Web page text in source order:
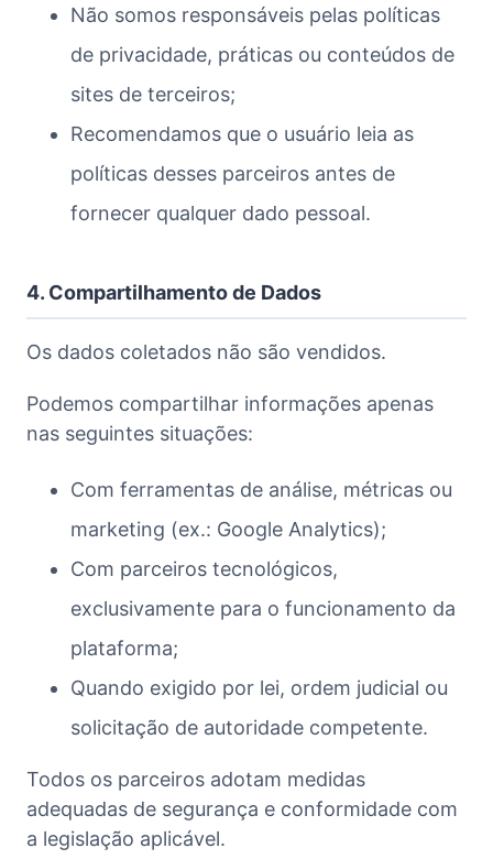
Não somos responsáveis pelas políticas
de privacidade, práticas ou conteúdos de
sites de terceiros;
Recomendamos que o usuário leia as
políticas desses parceiros antes de
fornecer qualquer dado pessoal.
4. Compartilhamento de Dados
Os dados coletados não são vendidos.
Podemos compartilhar informações apenas
nas seguintes situações:
Com ferramentas de análise, métricas ou
marketing (ex.: Google Analytics);
Com parceiros tecnológicos,
exclusivamente para o funcionamento da
plataforma;
Quando exigido por lei, ordem judicial ou
solicitação de autoridade competente.
Todos os parceiros adotam medidas
adequadas de segurança e conformidade com
a legislação aplicável.